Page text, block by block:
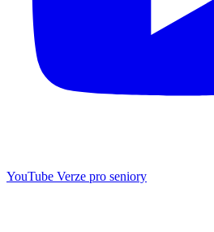
YouTube Verze pro seniory